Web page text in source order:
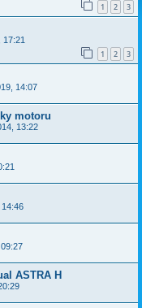
1 2 3
17:21
1 2 3
14:07
motoru
13:22
ASTRA H